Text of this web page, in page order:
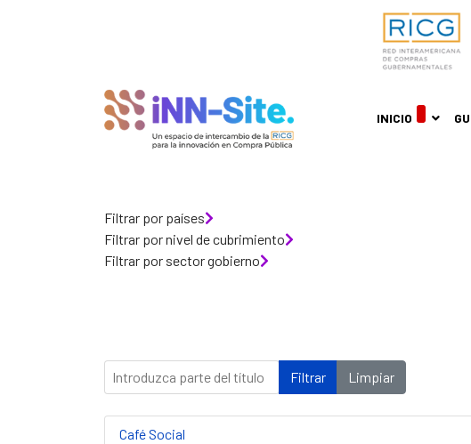
INICIO
Filtrar por países
Filtrar por nivel de cubrimiento
Filtrar por sector gobierno
Introduzca parte del título Filtrar Limpiar
Café Social